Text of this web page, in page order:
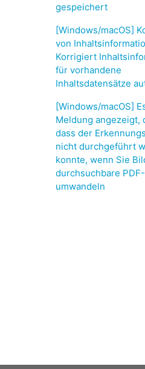
gespeichert
[Windows/macOS]
von
Korrigiert
für vorhandene
Inhaltsdatensätze
[Windows/macOS]
Meldung angezeigt,
dass der
nicht durchgeführt
konnte, wenn Sie
durchsuchbare
umwandeln